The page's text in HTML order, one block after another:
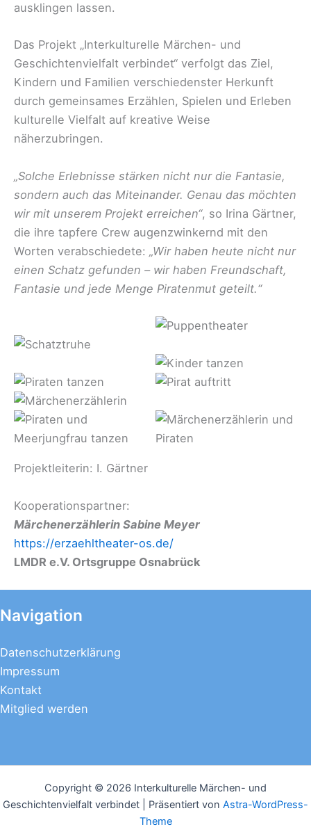
ausklingen lassen.
Das Projekt „Interkulturelle Märchen- und
Geschichtenvielfalt verbindet“ verfolgt das Ziel,
Kindern und Familien verschiedenster Herkunft
durch gemeinsames Erzählen, Spielen und Erleben
kulturelle Vielfalt auf kreative Weise
näherzubringen.
„Solche Erlebnisse stärken nicht nur die Fantasie,
sondern auch das Miteinander. Genau das möchten
wir mit unserem Projekt erreichen“, so Irina Gärtner,
die ihre tapfere Crew augenzwinkernd mit den
Worten verabschiedete: „Wir haben heute nicht nur
einen Schatz gefunden – wir haben Freundschaft,
Fantasie und jede Menge Piratenmut geteilt.“
Projektleiterin: I. Gärtner
Kooperationspartner:
Märchenerzählerin Sabine Meyer
https://erzaehltheater-os.de/
LMDR e.V. Ortsgruppe Osnabrück
Navigation
Datenschutzerklärung
Impressum
Kontakt
Mitglied werden
Copyright © 2026 Interkulturelle Märchen- und
Geschichtenvielfalt verbindet | Präsentiert von Astra-WordPress-
Theme